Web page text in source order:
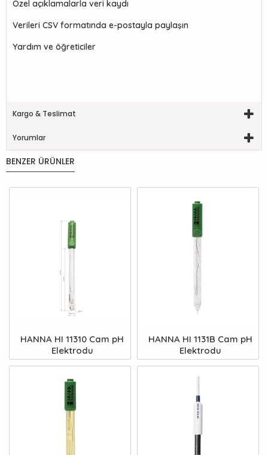
BENZER ÜRÜNLER
HANNA HI 11310 Cam pH
Elektrodu
HANNA HI 1131B Cam pH
Elektrodu
Özel açıklamalarla veri kaydı
Verileri CSV formatında e-postayla paylaşın
Yardım ve öğreticiler
Kargo & Teslimat
Yorumlar